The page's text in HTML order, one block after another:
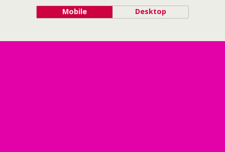
Mobile Desktop